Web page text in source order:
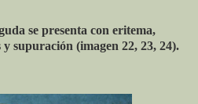
se presenta con eritema,
y supuración (imagen 22, 23, 24).